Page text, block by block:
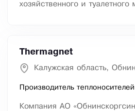
хозяйственного и туалетного
Thermagnet
Калужская область,
Производитель теплоносителей
Компания АО